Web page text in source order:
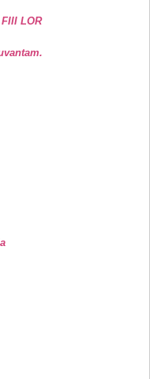
FIII LOR